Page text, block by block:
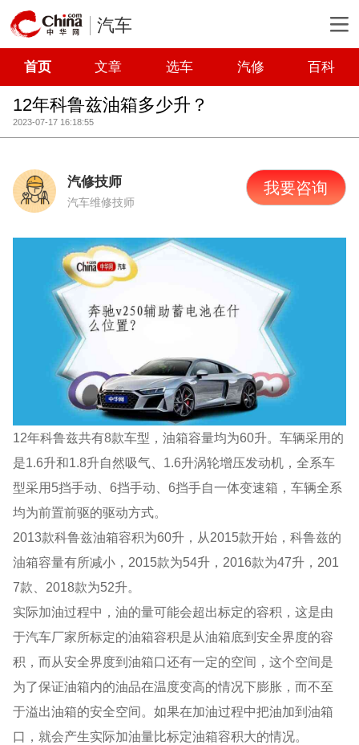
汽车
首页 文章 选车 汽修 百科
12年科鲁兹油箱多少升？
2023-07-17 16:18:55
汽修技师
汽车维修技师
我要咨询
12年科鲁兹共有8款车型，油箱容量均为60升。车辆采用的
是1.6升和1.8升自然吸气、1.6升涡轮增压发动机，全系车
型采用5挡手动、6挡手动、6挡手自一体变速箱，车辆全系
均为前置前驱的驱动方式。
2013款科鲁兹油箱容积为60升，从2015款开始，科鲁兹的
油箱容量有所减小，2015款为54升，2016款为47升，201
7款、2018款为52升。
实际加油过程中，油的量可能会超出标定的容积，这是由
于汽车厂家所标定的油箱容积是从油箱底到安全界度的容
积，而从安全界度到油箱口还有一定的空间，这个空间是
为了保证油箱内的油品在温度变高的情况下膨胀，而不至
于溢出油箱的安全空间。如果在加油过程中把油加到油箱
口，就会产生实际加油量比标定油箱容积大的情况。